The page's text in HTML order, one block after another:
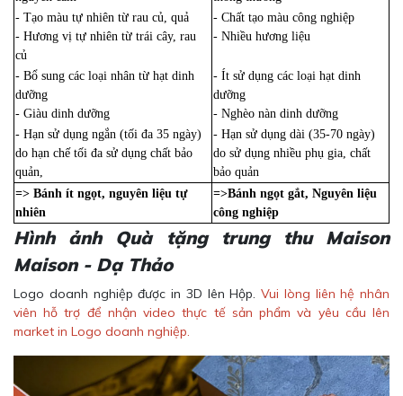
- Tạo màu tự nhiên từ rau củ, quả
- Hương vị tự nhiên từ trái cây, rau
củ
- Chất tạo màu công nghiệp
- Nhiều hương liệu
- Bổ sung các loại nhân từ hạt dinh
dưỡng
- Giàu dinh dưỡng
- Ít sử dụng các loại hạt dinh
dưỡng
- Nghèo nàn dinh dưỡng
- Hạn sử dụng ngắn (tối đa 35 ngày)
do hạn chế tối đa sử dụng chất bảo
quản,
- Hạn sử dụng dài (35-70 ngày)
do sử dụng nhiều phụ gia, chất
bảo quản
=> Bánh ít ngọt, nguyên liệu tự
nhiên
=>Bánh ngọt gắt, Nguyên liệu
công nghiệp
Hình ảnh Quà tặng trung thu Maison
Maison - Dạ Thảo
Logo doanh nghiệp được in 3D lên Hộp. Vui lòng liên hệ nhân
viên hỗ trợ để nhận video thực tế sản phẩm và yêu cầu lên
market in Logo doanh nghiệp.